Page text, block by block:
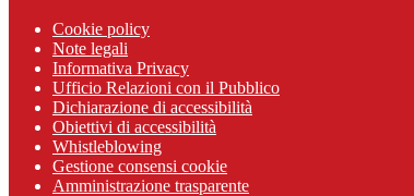
Cookie policy
Note legali
Informativa Privacy
Ufficio Relazioni con il Pubblico
Dichiarazione di accessibilità
Obiettivi di accessibilità
Whistleblowing
Gestione consensi cookie
Amministrazione trasparente